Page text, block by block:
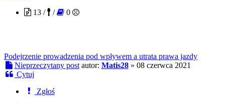
13 /
/ 0
Podejrzenie prowadzenia pod wpływem a utrata prawa jazdy
Nieprzeczytany post autor: Matis28» 08 czerwca 2021
Cytuj
Zgłoś